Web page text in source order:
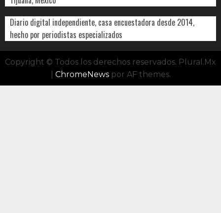
Diario digital independiente, casa encuestadora desde 2014,
hecho por periodistas especializados
Copyright © Todos los derechos reservados. Plural.Mx
ChromeNewspor AF themes.